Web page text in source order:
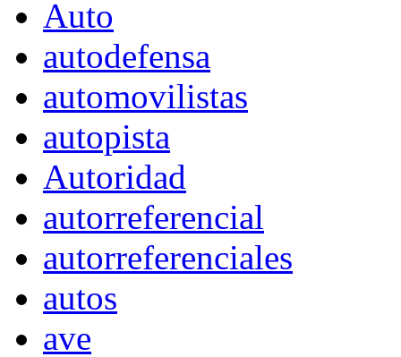
Auto
autodefensa
automovilistas
autopista
Autoridad
autorreferencial
autorreferenciales
autos
ave